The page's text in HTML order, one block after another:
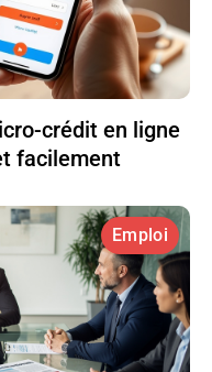
crédit en ligne
facilement
Emploi